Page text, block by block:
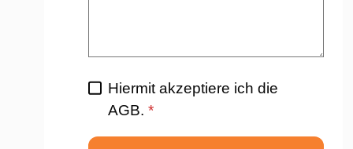
Hiermit akzeptiere ich die
AGB. *